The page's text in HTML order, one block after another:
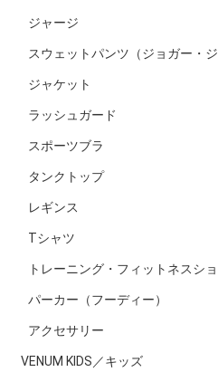
ジャージ
スウェットパンツ（ジョガー・ジ
ジャケット
ラッシュガード
スポーツブラ
タンクトップ
レギンス
Tシャツ
トレーニング・フィットネスシ
パーカー（フーディー）
アクセサリー
VENUM KIDS／キッズ